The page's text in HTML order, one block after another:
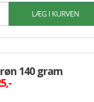
140 gram